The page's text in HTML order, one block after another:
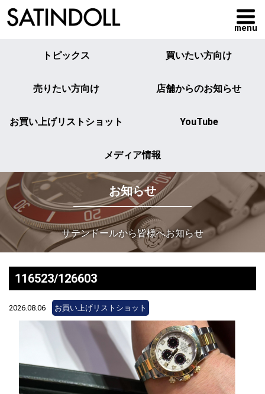
menu
トピックス 買いたい方向け
売りたい方向け 店舗からのお知らせ
お買い上げリストショット YouTube
メディア情報
お知らせ
サテンドールから皆様へお知らせ
116523/126603
2026.08.06 お買い上げリストショット